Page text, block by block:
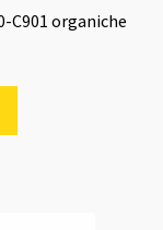
C901 organiche